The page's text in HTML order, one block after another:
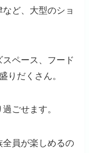
ど、大型のショ
ペース、フード
りだくさん。
ごせます。
全員が楽しめるの